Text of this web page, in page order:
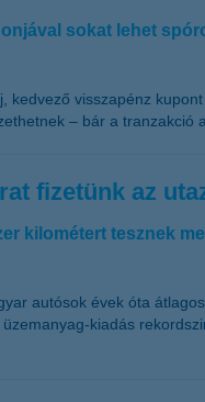
sokat lehet
kedvező visszapénz
– bár a tranzakció
fizetünk az
kilométert tesznek
autósok évek óta
kiadás